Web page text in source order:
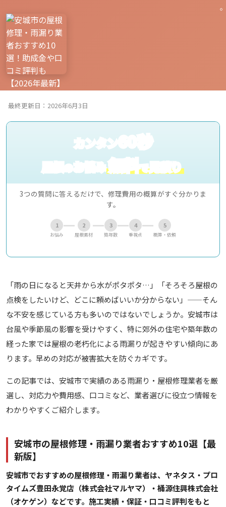
最終更新日：2026年6月3日
カンタン60秒
屋根のお悩み無料で見積り
3つの質問に答えるだけで、修理費用の概算がすぐ分かりま
す。
1
お悩み
2
屋根素材
3
築年数
4
重視点
5
概算・依頼
「雨の日になると天井から水がポタポタ…」「そろそろ屋根の
点検をしたいけど、どこに頼めばいいか分からない」——そん
な不安を感じている方も多いのではないでしょうか。安城市は
台風や季節風の影響を受けやすく、特に郊外の住宅や築年数の
経った家では屋根の老朽化による雨漏りが起きやすい傾向にあ
ります。早めの対応が被害拡大を防ぐカギです。
この記事では、安城市で実績のある雨漏り・屋根修理業者を厳
選し、対応力や費用感、口コミなど、業者選びに役立つ情報を
わかりやすくご紹介します。
安城市の屋根修理・雨漏り業者おすすめ10選【最
新版】
安城市でおすすめの屋根修理・雨漏り業者は、ヤネタス・プロ
タイムズ豊田永覚店（株式会社マルヤマ）・桶源住興株式会社
（オケゲン）などです。施工実績・保証・口コミ評判をもと